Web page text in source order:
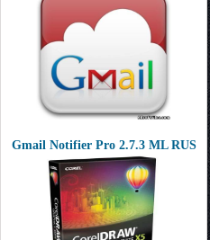
Gmail Notifier Pro 2.7.3 ML RUS